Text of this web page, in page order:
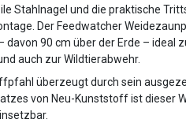
Stahlnagel und die praktische
Der Feedwatcher
davon 90 cm über der Erde – ideal
auch zur Wildtierabwehr.
überzeugt durch sein
von Neu-Kunststoff ist dieser